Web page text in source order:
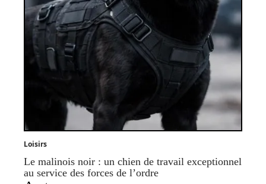
Loisirs
Le malinois noir : un chien de travail exceptionnel
au service des forces de l’ordre